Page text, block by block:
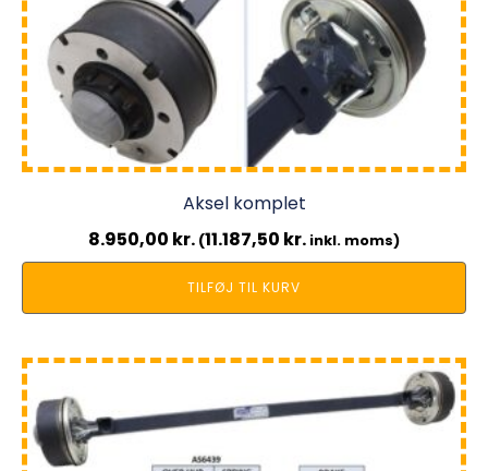
Aksel komplet
8.950,00 kr. (11.187,50 kr. inkl. moms)
TILFØJ TIL KURV